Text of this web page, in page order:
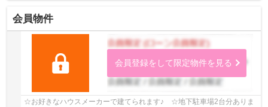
会員物件
会員登録をして限定物件を見る
☆お好きなハウスメーカーで建てられます♪ ☆地下駐車場2台分ありま